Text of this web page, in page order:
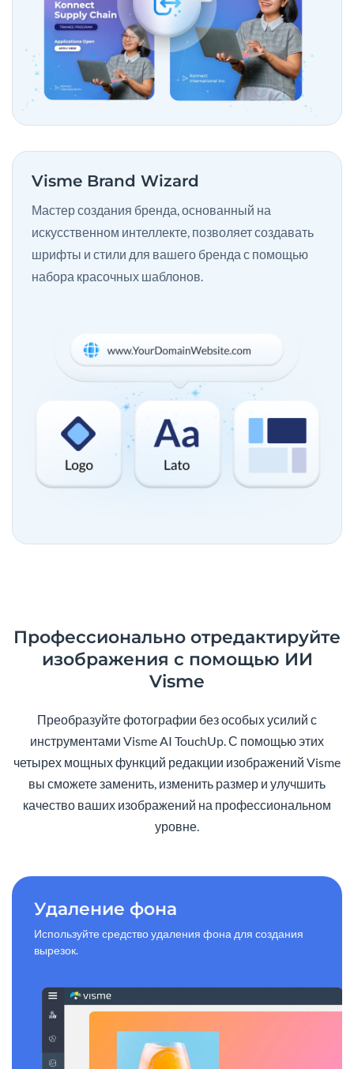
Visme Brand Wizard
Мастер создания бренда, основанный на
искусственном интеллекте, позволяет создавать
шрифты и стили для вашего бренда с помощью
набора красочных шаблонов.
Профессионально отредактируйте
изображения с помощью ИИ
Visme
Преобразуйте фотографии без особых усилий с
инструментами Visme AI TouchUp. С помощью этих
четырех мощных функций редакции изображений Visme
вы сможете заменить, изменить размер и улучшить
качество ваших изображений на профессиональном
уровне.
Удаление фона
Используйте средство удаления фона для создания
вырезок.